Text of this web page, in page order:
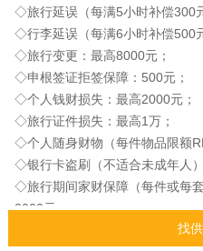
◇旅行延误（每满5小时补偿300
◇行李延误（每满6小时补偿500
◇旅行变更：最高8000元；
◇申根签证拒签保障：500元；
◇个人钱财损失：最高2000元；
◇旅行证件损失：最高1万；
◇个人随身财物（每件物品限额
◇银行卡盗刷（不适合未成年人
◇旅行期间家财保障（每件或每
2000元；
◇个人及宠物责任：最高60万；
找